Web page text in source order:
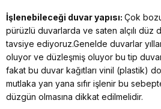
İşlenebileceği duvar yapısı: Çok
pürüzlü duvarlarda ve saten alçılı düz
tavsiye ediyoruz.Genelde duvarlar
oluyor ve düzleşmiş oluyor bu tip
fakat bu duvar kağıtları vinil (plastik)
mutlaka yan yana sıfır işlenir bu
düzgün olmasına dikkat edilmelidir.